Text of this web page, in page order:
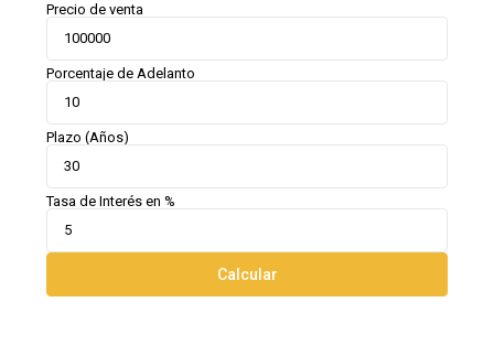
Precio de venta
Porcentaje de Adelanto
Plazo (Años)
Tasa de Interés en %
Calcular